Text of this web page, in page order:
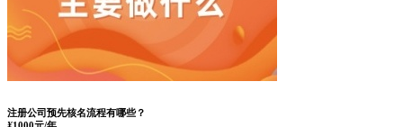
注册公司预先核名流程有哪些？